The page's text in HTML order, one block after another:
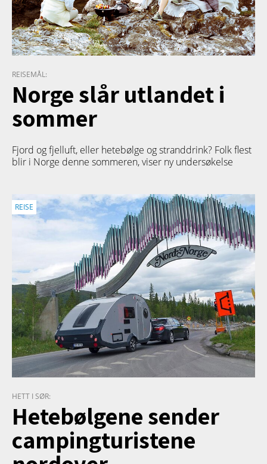
REISEMÅL:
Norge slår utlandet i
sommer
Fjord og fjelluft, eller hetebølge og stranddrink? Folk flest
blir i Norge denne sommeren, viser ny undersøkelse
REISE
HETT I SØR:
Hetebølgene sender
campingturistene